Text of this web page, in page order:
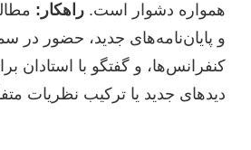
همواره دشوار است. راهکار:
و پایان‌نامه‌های جدید، حضور در
کنفرانس‌ها، و گفتگو با استادان
دیدهای جدید یا ترکیب نظریات